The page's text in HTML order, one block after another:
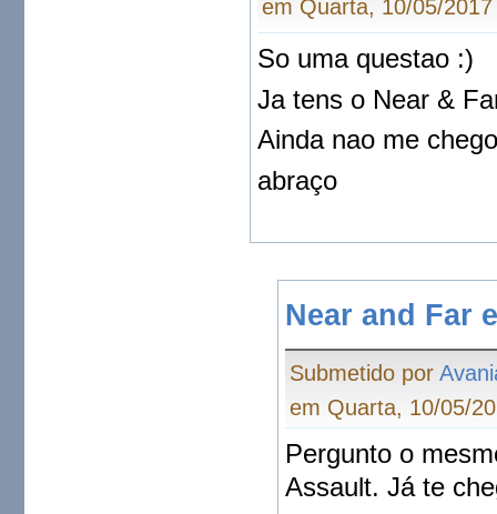
em Quarta, 10/05/
So uma questao :)
Ja tens o Near &
Ainda nao me
abraço
Near and Far
Submetido por
em Quarta, 10/05/
Pergunto o
Assault. Já te